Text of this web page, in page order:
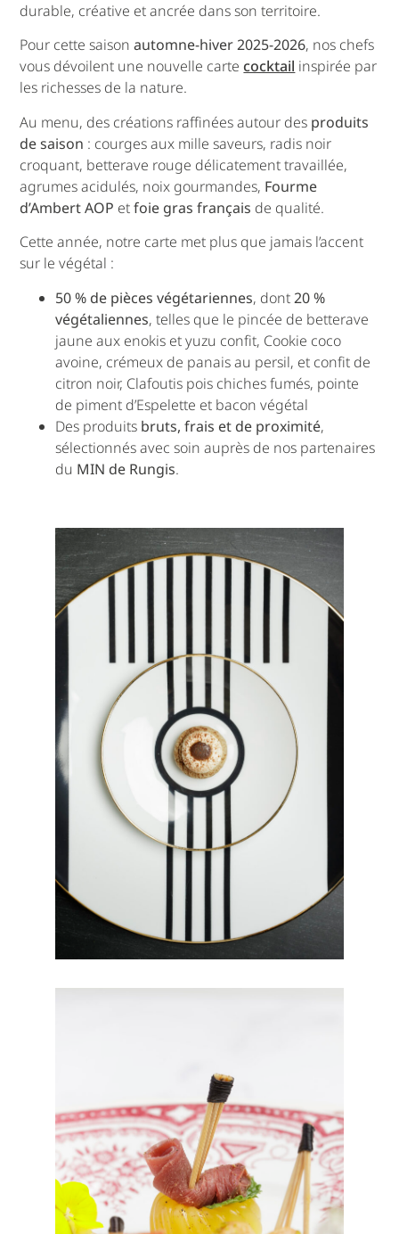
durable, créative et ancrée dans son territoire.
Pour cette saisonautomne-hiver 2025-2026, nos chefs
vous dévoilent une nouvelle cartecocktail inspirée par
les richesses de la nature.
Au menu, des créations raffinées autour des produits
de saison : courges aux mille saveurs, radis noir
croquant, betterave rouge délicatement travaillée,
agrumes acidulés, noix gourmandes, Fourme
d’Ambert AOP etfoie gras français de qualité.
Cette année, notre carte met plus que jamais l’accent
sur le végétal :
50 % de pièces végétariennes, dont20 %
végétaliennes, telles que le pincée de betterave
jaune aux enokis et yuzu confit, Cookie coco
avoine, crémeux de panais au persil, et confit de
citron noir, Clafoutis pois chiches fumés, pointe
de piment d’Espelette et bacon végétal
Des produits bruts, frais et de proximité,
sélectionnés avec soin auprès de nos partenaires
du MIN de Rungis.